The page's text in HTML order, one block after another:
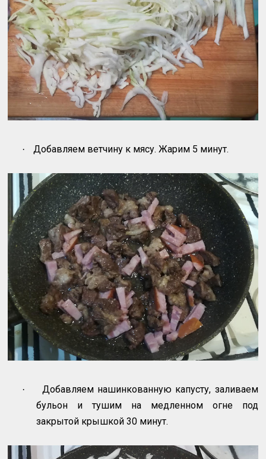
· Добавляем ветчину к мясу. Жарим 5 минут.
·
Добавляем нашинкованную капусту, заливаем
бульон и тушим на медленном огне под
закрытой крышкой 30 минут.